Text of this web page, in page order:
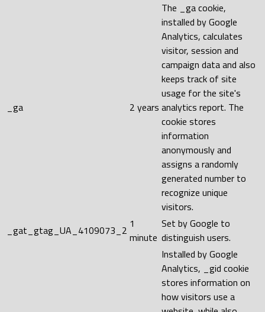
_ga 2 years
The _ga cookie,
installed by Google
Analytics, calculates
visitor, session and
campaign data and also
keeps track of site
usage for the site's
analytics report. The
cookie stores
information
anonymously and
assigns a randomly
generated number to
recognize unique
visitors.
_gat_gtag_UA_4109073_2 1
minute
Set by Google to
distinguish users.
Installed by Google
Analytics, _gid cookie
stores information on
how visitors use a